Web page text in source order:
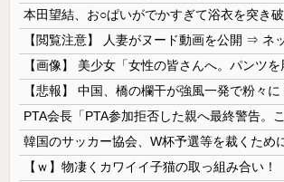
本田望結、お○ぱいがでかすぎて浴衣を突き
【ｗ】物凄くカワイイ子猫の取っ組み合い！